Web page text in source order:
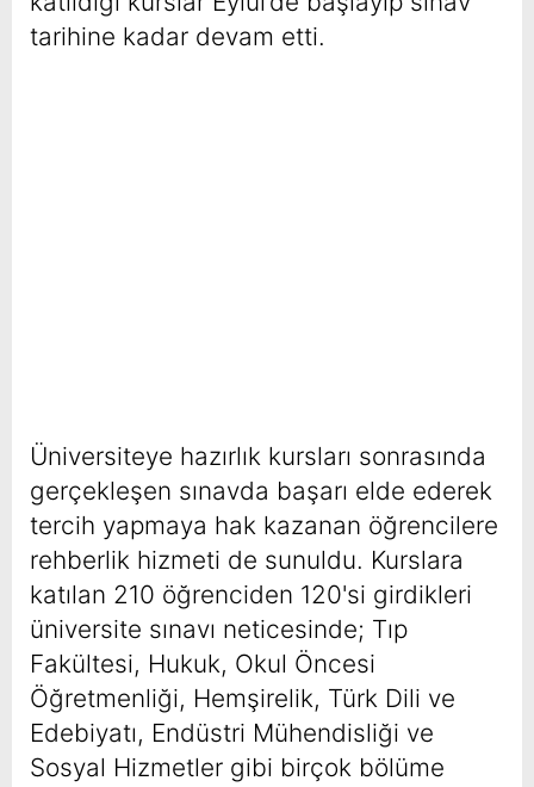
tarihine kadar devam etti.
Üniversiteye hazırlık kursları sonrasında
gerçekleşen sınavda başarı elde ederek
tercih yapmaya hak kazanan öğrencilere
rehberlik hizmeti de sunuldu. Kurslara
katılan 210 öğrenciden 120'si girdikleri
üniversite sınavı neticesinde; Tıp
Fakültesi, Hukuk, Okul Öncesi
Öğretmenliği, Hemşirelik, Türk Dili ve
Edebiyatı, Endüstri Mühendisliği ve
Sosyal Hizmetler gibi birçok bölüme